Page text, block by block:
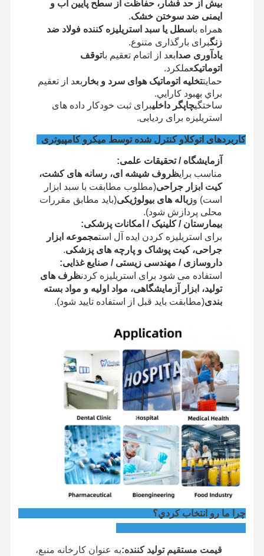
استریلیزر اتیلن اکسید
استریلیزه کننده دارویی
ضدعفونی‌کننده خودکار شستشو
تجهیزات CSSD
تجهیزات تصفیه آب
تجهیزات آزمایشگاهی
بیش از حد فشار، حفاظت از سطح پایین آب و
ایمنی ضد سوختن خشک.
همراه باسطل یا سبد استریلیزه کننده فولاد ضد
زنگبرای بارگذاری متنوع.
یادآوری صدا بعد از اتمام تعقيم باتوقف
اتوماتیکعملکرد.
حمایتتخلیه اتوماتیک هوای سرد و بخار بعد از تعقيم
براي بهبود کارايي.
ساختگیچاپگر داخلیبرای ثبت خودکار داده های
استریلیزه برای ردیابی.
کاربردهای اتوکلاو کنترل شده توسط میکرو کامپیوتری
آزمایشگاه / تحقیقات علمی:
مناسب برایظروف شیشه ای، رسانه های کشت،
کیت ابزار جراحی(مطلوب مطابقت با سبد ابزار
است) وزباله های بیولوژیکی(باید مطابق مقررات
محلی پردازش شود).
بیمارستان / کلینیک / امکانات پزشکی:
برای استریلیزه کردن ایده آل استمجموعه ابزار
جراحی، کیت پوشاک و پارچه های پزشکی.
داروسازی / مهندسی زیستی / صنایع غذایی:
استفاده می شود برای استریلیزه کردنظرف های
تولید، ابزار آزمایشگاهی، مواد اولیه و مواد بسته
بندی(مطابقت باید قبل از استفاده تایید شود).
چرا ما رو انتخاب کردي؟
قیمت مستقیم تولید کننده:به عنوان کارخانه منبع،